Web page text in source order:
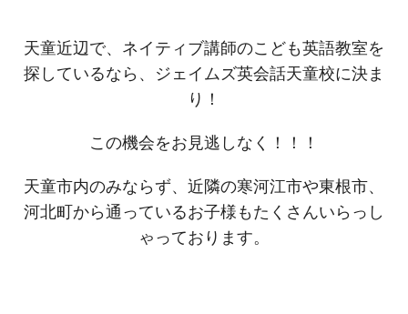
天童近辺で、ネイティブ講師のこども英語教室を
探しているなら、ジェイムズ英会話天童校に決ま
り！
この機会をお見逃しなく！！！
天童市内のみならず、近隣の寒河江市や東根市、
河北町から通っているお子様もたくさんいらっし
ゃっております。